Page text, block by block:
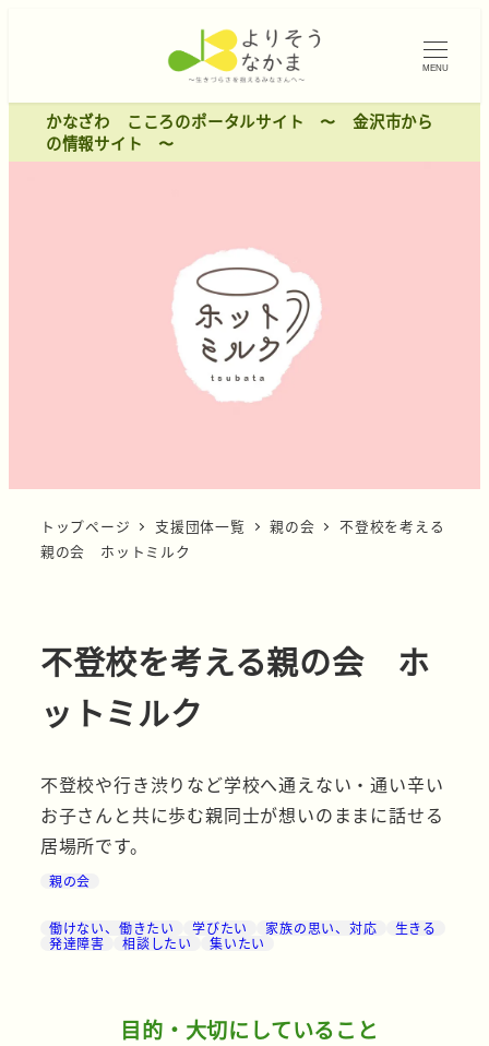
MENU
かなざわ こころのポータルサイト 〜 金沢市から
の情報サイト 〜
トップページ 支援団体一覧 親の会
不登校を考える
親の会 ホットミルク
不登校を考える親の会 ホ
ットミルク
不登校や行き渋りなど学校へ通えない・通い辛い
お子さんと共に歩む親同士が想いのままに話せる
居場所です。
親の会
働けない、働きたい 学びたい 家族の思い、対応
生きる
発達障害
相談したい 集いたい
目的・大切にしていること